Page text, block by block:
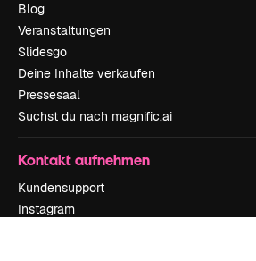
Blog
Veranstaltungen
Slidesgo
Deine Inhalte verkaufen
Pressesaal
Suchst du nach magnific.ai
Kontakt aufnehmen
Kundensupport
Instagram